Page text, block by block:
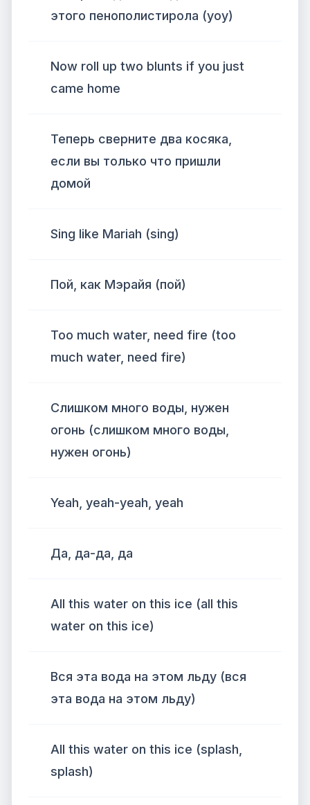
этого пенополистирола (уоу)
Now roll up two blunts if you just
came home
Теперь сверните два косяка,
если вы только что пришли
домой
Sing like Mariah (sing)
Пой, как Мэрайя (пой)
Too much water, need fire (too
much water, need fire)
Слишком много воды, нужен
огонь (слишком много воды,
нужен огонь)
Yeah, yeah-yeah, yeah
Да, да-да, да
All this water on this ice (all this
water on this ice)
Вся эта вода на этом льду (вся
эта вода на этом льду)
All this water on this ice (splash,
splash)